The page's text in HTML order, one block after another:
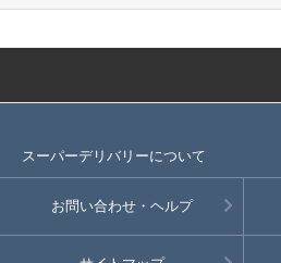
スーパーデリバリーについて
お問い合わせ・ヘルプ